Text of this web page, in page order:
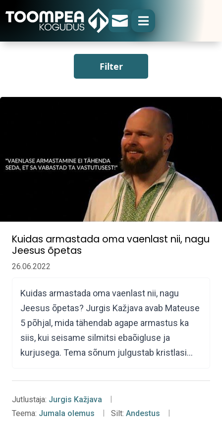
 
Filter
Kuidas armastada oma vaenlast nii, nagu
Jeesus õpetas
26.06.2022
Kuidas armastada oma vaenlast nii, nagu
Jeesus õpetas? Jurgis Kažjava avab Mateuse
5 põhjal, mida tähendab agape armastus ka
siis, kui seisame silmitsi ebaõigluse ja
kurjusega. Tema sõnum julgustab kristlasi…
Jutlustaja: Jurgis Kažjava
Teema: Jumala olemus Silt: Andestus